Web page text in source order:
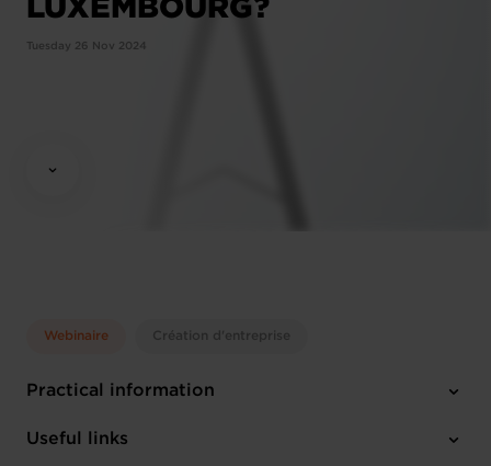
Tuesday 26 Nov 2024
Webinaire Création d'entreprise
Practical information
Tuesday 26 Nov 2024
Useful links